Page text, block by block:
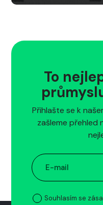
To
Přihlašte se k
zašleme přehled
Souhlasím se